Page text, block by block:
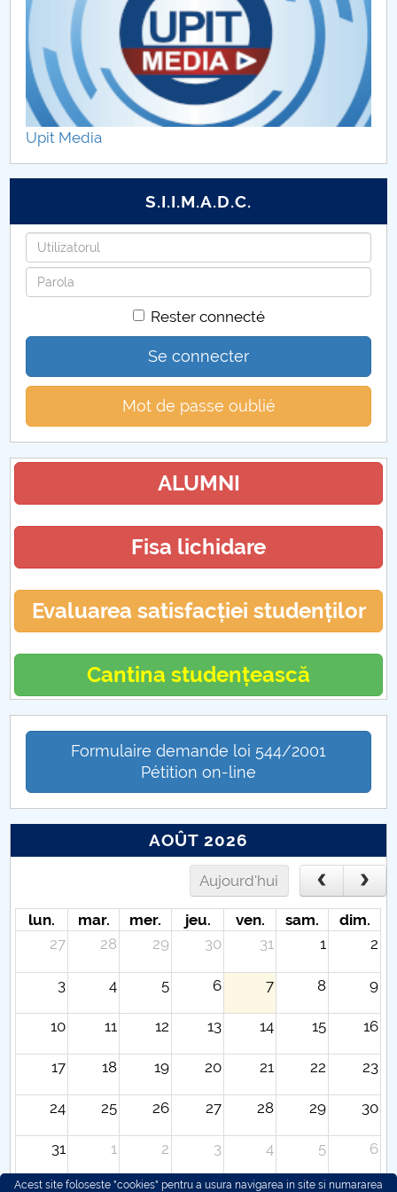
Programe de master DIMSIA
Practica
Alegeri Departament DIMSIA
Upit Media
S.I.I.M.A.D.C.
Identifiant
Mot
de
Rester connecté
Se connecter
Mot de passe oublié
ALUMNI
Fisa lichidare
Evaluarea satisfacției studenților
Cantina studențească
Formulaire demande loi 544/2001
Pétition on-line
AOÛT 2026
Aujourd'hui
lun. mar. mer. jeu. ven. sam.
dim.
27
28 29 30 31 1 2
3 4 5 6 7 8 9
10 11 12 13 14 15 16
17 18 19 20 21 22 23
24 25 26 27 28 29 30
31 1 2 3 4 5 6
Acest site foloseste "cookies" pentru a usura navigarea in site si numararea